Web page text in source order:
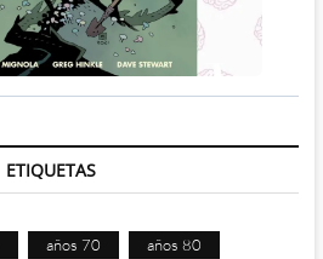
ETIQUETAS
años 70 años 80